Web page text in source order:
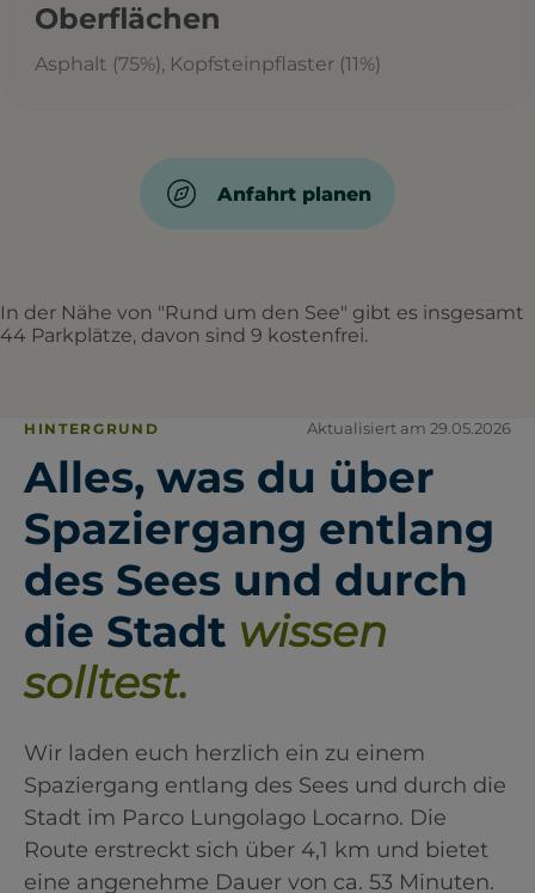
Oberflächen
Asphalt (75%), Kopfsteinpflaster (11%)
Anfahrt planen
In der Nähe von "Rund um den See" gibt es insgesamt
44 Parkplätze, davon sind 9 kostenfrei.
HINTERGRUND Aktualisiert am 29.05.2026
Alles, was du über
Spaziergang entlang
des Sees und durch
die Stadt wissen
solltest.
Wir laden euch herzlich ein zu einem
Spaziergang entlang des Sees und durch die
Stadt im Parco Lungolago Locarno. Die
Route erstreckt sich über 4,1 km und bietet
eine angenehme Dauer von ca. 53 Minuten.